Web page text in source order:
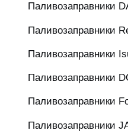
Паливозаправники
Паливозаправники
Паливозаправники
Паливозаправники
Паливозаправники
Паливозаправники